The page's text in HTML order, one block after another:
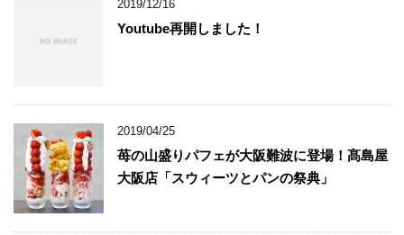
2019/12/16
Youtube再開しました！
2019/04/25
苺の山盛りパフェが大阪難波に登場！髙島屋
大阪店「スウィーツとパンの祭典」